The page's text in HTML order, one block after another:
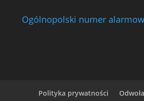
Ogólnopolski numer
Polityka prywatności